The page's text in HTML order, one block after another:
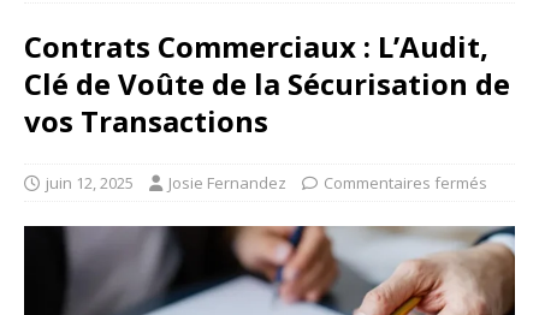
Contrats Commerciaux : L’Audit,
Clé de Voûte de la Sécurisation de
vos Transactions
juin 12, 2025 Josie Fernandez Commentaires fermés